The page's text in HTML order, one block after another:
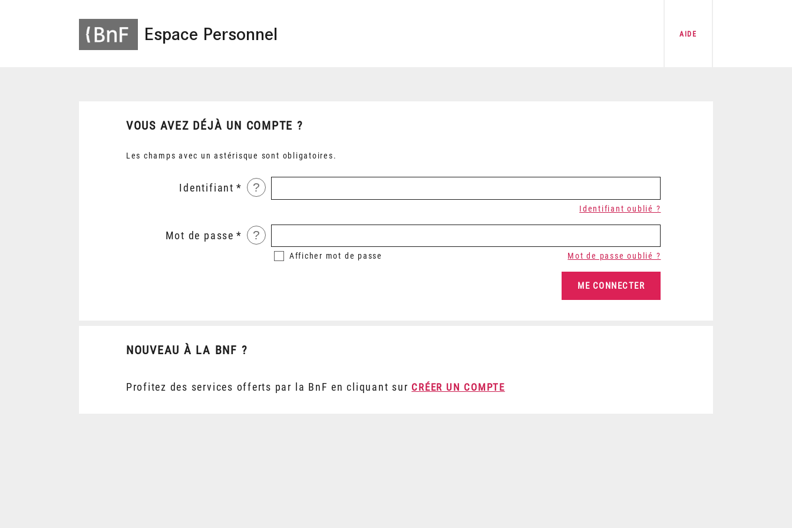
Espace Personnel AIDE
VOUS AVEZ DÉJÀ UN COMPTE ?
Les champs avec un astérisque sont obligatoires.
Identifiant ?
Identifiant oublié ?
Mot de passe ?
Afficher mot de passe Mot de passe oublié ?
NOUVEAU À LA BNF ?
Profitez des services offerts par la BnF en cliquant sur CRÉER UN COMPTE